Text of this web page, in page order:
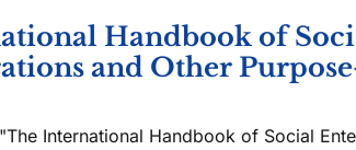
Handbook of
and Other
International Handbook of Social